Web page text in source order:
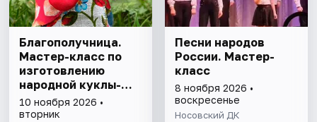
Благополучница.
Мастер-класс по
изготовлению
народной куклы-
оберега
10 ноября 2026 •
вторник
Песни народов
России. Мастер-
класс
8 ноября 2026 •
воскресенье
Носовский ДК